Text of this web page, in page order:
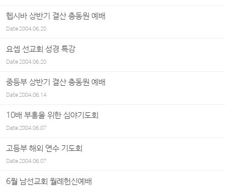
헵시바 상반기 결산 총동원 예배
Date2004.06.20
요셉 선교회 성경 특강
Date2004.06.20
중등부 상반기 결산 총동원 예배
Date2004.06.14
10배 부흥을 위한 심야기도회
Date2004.06.07
고등부 해외 연수 기도회
Date2004.06.07
6월 남선교회 월례헌신예배